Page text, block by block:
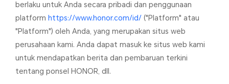
berlaku untuk Anda secara pribadi dan penggunaan
platform https://www.honor.com/id/ ("Platform" atau
"Platform") oleh Anda, yang merupakan situs web
perusahaan kami. Anda dapat masuk ke situs web kami
untuk mendapatkan berita dan pembaruan terkini
tentang ponsel HONOR, dll.